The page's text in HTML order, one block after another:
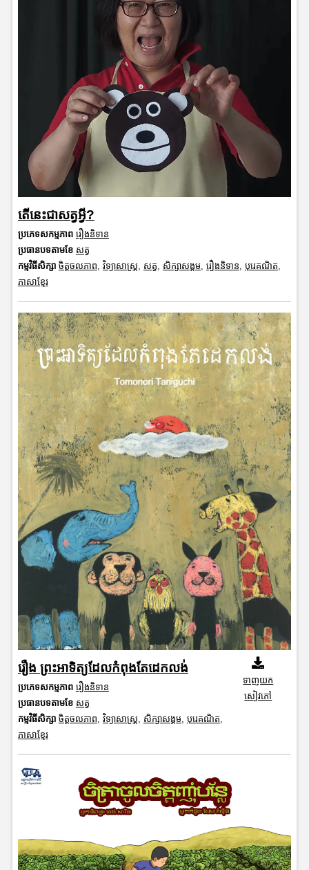
តើនេះជាសត្វអ្វី?
ប្រភេទសកម្មភាព រឿងនិទាន
ប្រធានបទតាមខែ សត្វ
កម្មវិធីសិក្សា ចិត្តចលភាព វិទ្យាសាស្រ្ត សត្វ សិក្សាសង្គម, រឿងនិទាន បុរេគណិត
ភាសាខ្មែរ
រឿង ព្រះអាទិត្យដែលកំពុងតែដេកលង់
ប្រភេទសកម្មភាព រឿងនិទាន
ប្រធានបទតាមខែ សត្វ
កម្មវិធីសិក្សា ចិត្តចលភាព វិទ្យាសាស្រ្ត សិក្សាសង្គម, បុរេគណិត
ភាសាខ្មែរ
ទាញយក
សៀវភៅ